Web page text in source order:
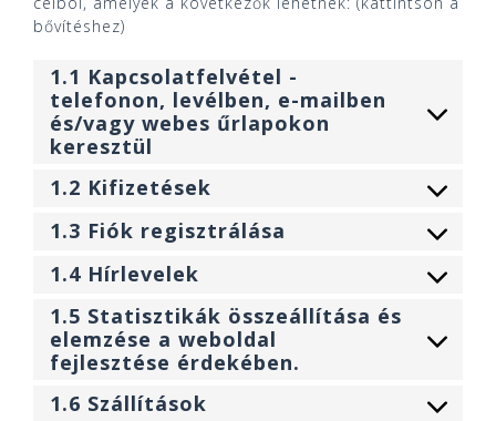
bővítéshez)
1.1 Kapcsolatfelvétel -
telefonon, levélben, e-mailben
és/vagy webes űrlapokon
keresztül
1.2 Kifizetések
1.3 Fiók regisztrálása
1.4 Hírlevelek
1.5 Statisztikák összeállítása és
elemzése a weboldal
fejlesztése érdekében.
1.6 Szállítások